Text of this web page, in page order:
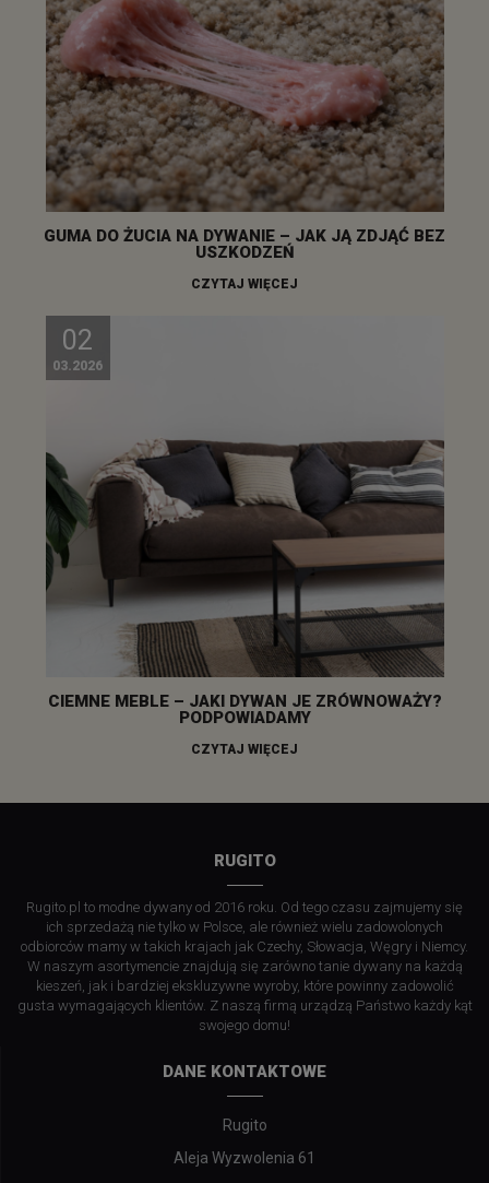
GUMA DO ŻUCIA NA DYWANIE – JAK JĄ ZDJĄĆ BEZ
USZKODZEŃ
CZYTAJ WIĘCEJ
02
03.2026
CIEMNE MEBLE – JAKI DYWAN JE ZRÓWNOWAŻY?
PODPOWIADAMY
CZYTAJ WIĘCEJ
RUGITO
Rugito.pl to modne dywany od 2016 roku. Od tego czasu zajmujemy się
ich sprzedażą nie tylko w Polsce, ale również wielu zadowolonych
odbiorców mamy w takich krajach jak Czechy, Słowacja, Węgry i Niemcy.
W naszym asortymencie znajdują się zarówno tanie dywany na każdą
kieszeń, jak i bardziej ekskluzywne wyroby, które powinny zadowolić
gusta wymagających klientów. Z naszą firmą urządzą Państwo każdy kąt
swojego domu!
DANE KONTAKTOWE
Rugito
Aleja Wyzwolenia 61